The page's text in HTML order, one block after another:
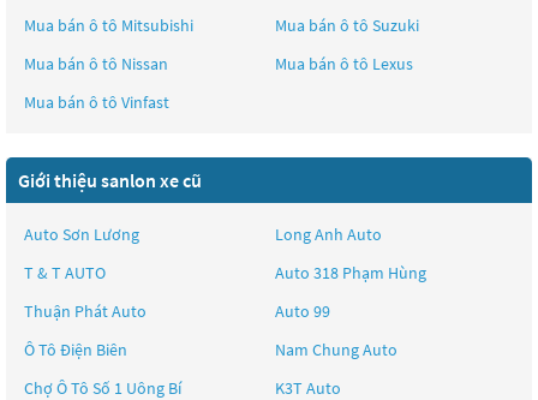
Mua bán ô tô Mitsubishi Mua bán ô tô Suzuki
Mua bán ô tô Nissan Mua bán ô tô Lexus
Mua bán ô tô Vinfast
Giới thiệu sanlon xe cũ
Auto Sơn Lương
Long Anh Auto
T & T AUTO
Auto 318 Phạm Hùng
Thuận Phát Auto
Auto 99
Ô Tô Điện Biên
Nam Chung Auto
Chợ Ô Tô Số 1 Uông Bí
K3T Auto